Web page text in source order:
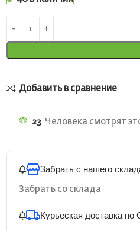
Добавить в сравнение
23 Человека смотрят
Забрать с нашего
Забрать со склада
Курьеская доставка по